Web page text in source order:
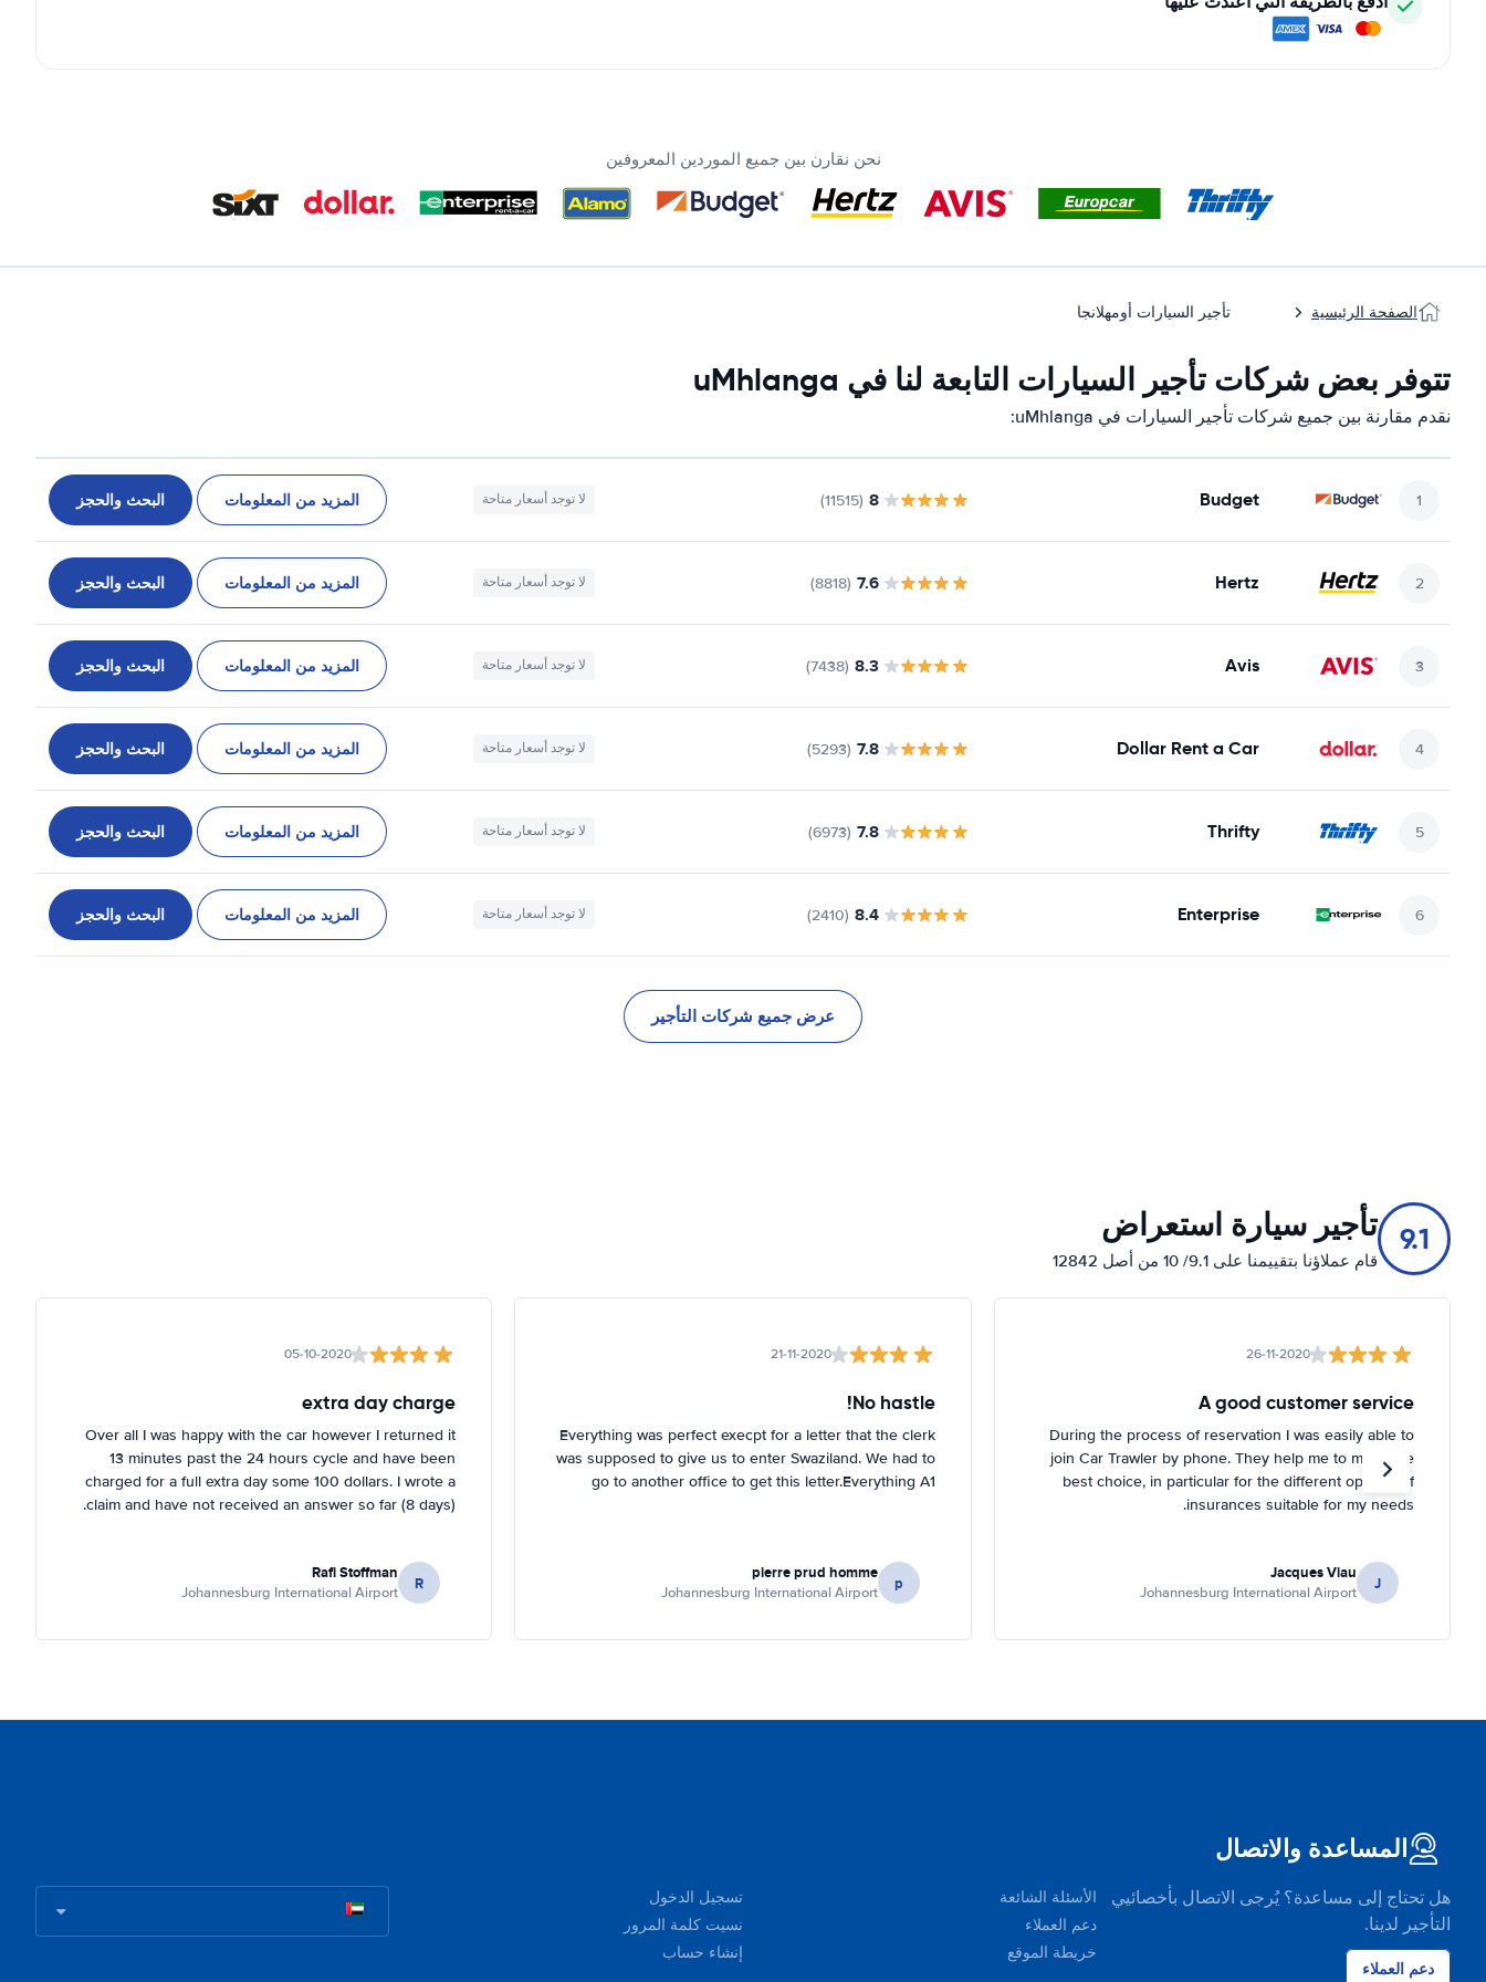
نحن نقارن بين جميع الموردين المعروفين
الصفحة الرئيسية تأجير السيارات أومهلانجا
تتوفر بعض شركات تأجير السيارات التابعة لنا في uMhlanga
نقدم مقارنة بين جميع شركات تأجير السيارات في uMhlanga:
Budget
8
(11515) لا توجد أسعار متاحة المزيد من المعلومات البحث والحجز
Hertz
7.6
(8818) لا توجد أسعار متاحة المزيد من المعلومات البحث والحجز
Avis
8.3
(7438) لا توجد أسعار متاحة المزيد من المعلومات البحث والحجز
Dollar Rent a Car
7.8
(5293) لا توجد أسعار متاحة المزيد من المعلومات البحث والحجز
Thrifty
7.8
(6973) لا توجد أسعار متاحة المزيد من المعلومات البحث والحجز
Enterprise
8.4
(2410) لا توجد أسعار متاحة المزيد من المعلومات البحث والحجز
عرض جميع شركات التأجير
9.1 تأجير سيارة استعراض
قام عملاؤنا بتقييمنا على 9.1/ 10 من أصل 12842
26-11-2020
A good customer service
During the process of reservation I was easily able to
join Car Trawler by phone. They help me to make the
best choice, in particular for the different options of
insurances suitable for my needs.
J
Jacques Viau
Johannesburg International Airport
21-11-2020
No hastle!
Everything was perfect execpt for a letter that the clerk
was supposed to give us to enter Swaziland. We had to
go to another office to get this letter.Everything A1
p
pierre prud homme
Johannesburg International Airport
05-10-2020
extra day charge
Over all I was happy with the car however I returned it
13 minutes past the 24 hours cycle and have been
charged for a full extra day some 100 dollars. I wrote a
claim and have not received an answer so far (8 days).
R
Rafi Stoffman
Johannesburg International Airport
المساعدة والاتصال
هل تحتاج إلى مساعدة؟ يُرجى الاتصال بأخصائيي
التأجير لدينا.
دعم العملاء
الأسئلة الشائعة
دعم العملاء
خريطة الموقع
تسجيل الدخول
نسيت كلمة المرور
إنشاء حساب